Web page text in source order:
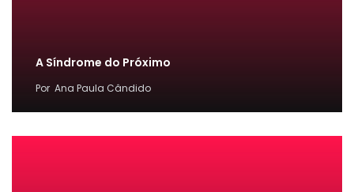
A Síndrome do Próximo
Por Ana Paula Cândido